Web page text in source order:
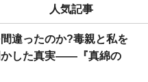
人気記事
違ったのか?毒親と私を
かした真実――『真綿の